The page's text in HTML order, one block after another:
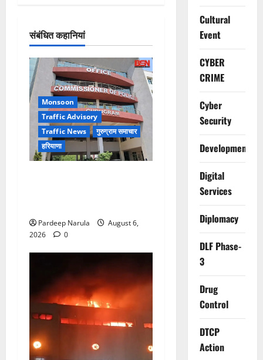
संबंधित कहानियां
Monsoon
Traffic Advisory
Traffic News
गुरुग्राम समाचार
हरियाणा
Pardeep Narula
August 6,
2026
0
Cultural
Event
CYBER
CRIME
Cyber
Security
Development
Digital
Services
Diplomacy
DLF Phase-
3
Drug
Control
DTCP
Action